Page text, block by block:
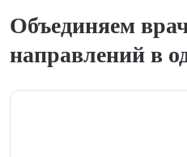
Объединяем
направлений в